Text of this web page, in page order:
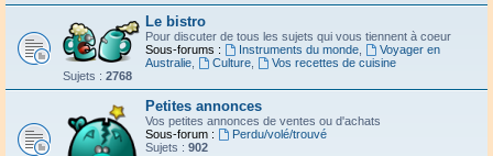
Le bistro
Pour discuter de tous les sujets qui vous tiennent à coeur
Sous-forums :
Instruments du monde,
Voyager en
Australie
Culture,
Vos recettes de cuisine
Sujets : 2768
Petites annonces
Vos petites annonces de ventes ou d'achats
Sous-forum :
Perdu/volé/trouvé
Sujets : 902